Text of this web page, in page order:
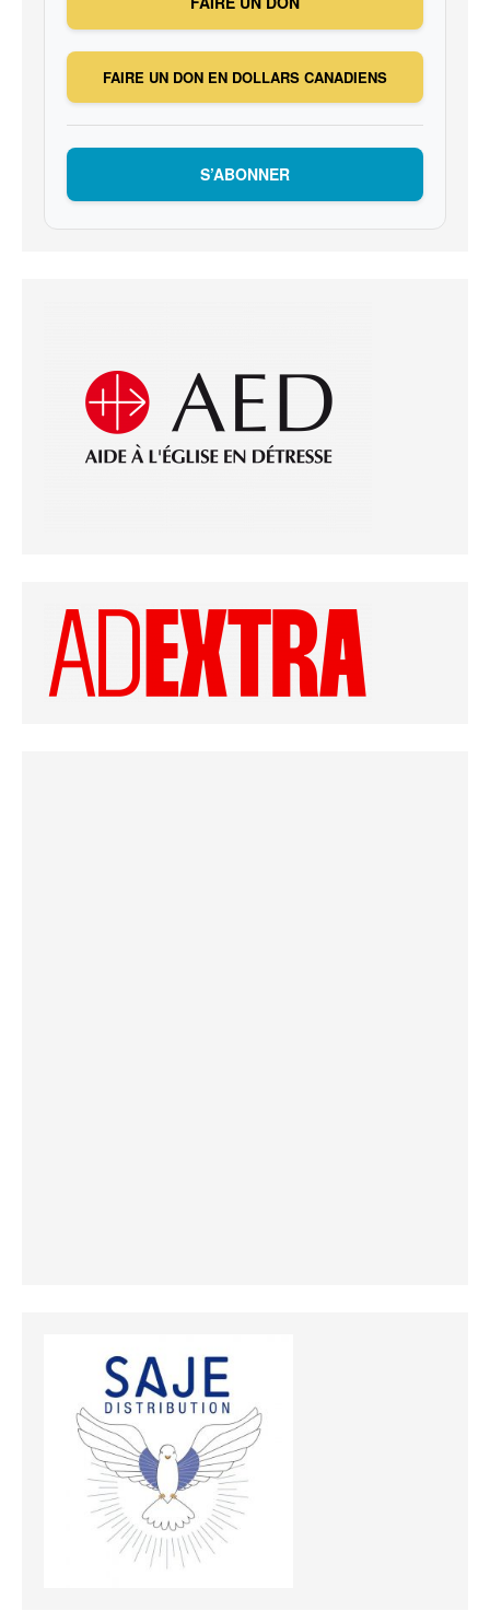
FAIRE UN DON EN DOLLARS CANADIENS
S’ABONNER